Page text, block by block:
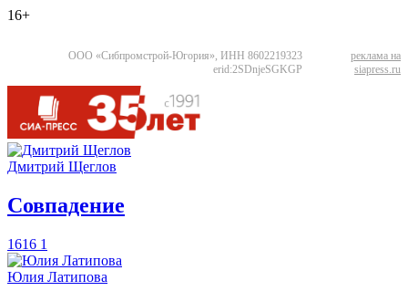
16+
ООО «Сибпромстрой-Югория», ИНН 8602219323
erid:2SDnjeSGKGP
реклама на
siapress.ru
Дмитрий Щеглов
​Совпадение
1616 1
Юлия Латипова